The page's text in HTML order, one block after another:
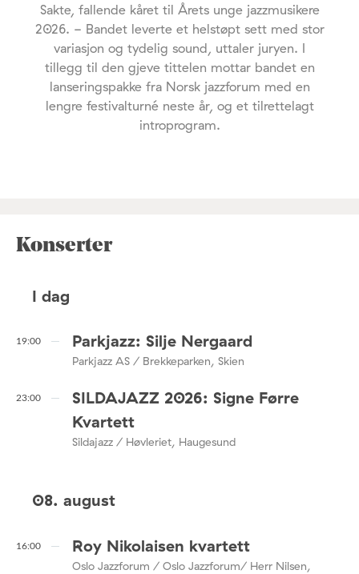
Sakte, fallende kåret til Årets unge jazzmusikere
2026. - Bandet leverte et helstøpt sett med stor
variasjon og tydelig sound, uttaler juryen. I
tillegg til den gjeve tittelen mottar bandet en
lanseringspakke fra Norsk jazzforum med en
lengre festivalturné neste år, og et tilrettelagt
introprogram.
Konserter
I dag
19:00 Parkjazz: Silje Nergaard
Parkjazz AS / Brekkeparken, Skien
23:00
SILDAJAZZ 2026: Signe Førre
Kvartett
Sildajazz / Høvleriet, Haugesund
08. august
16:00 Roy Nikolaisen kvartett
Oslo Jazzforum / Oslo Jazzforum/ Herr Nilsen,